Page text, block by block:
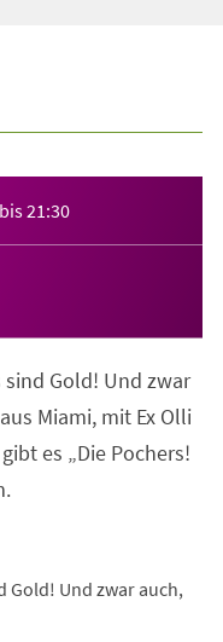
bis21:30
sind Gold! Und zwar
Miami, mit Ex Olli
es „Die Pochers!
Gold! Und zwar auch,